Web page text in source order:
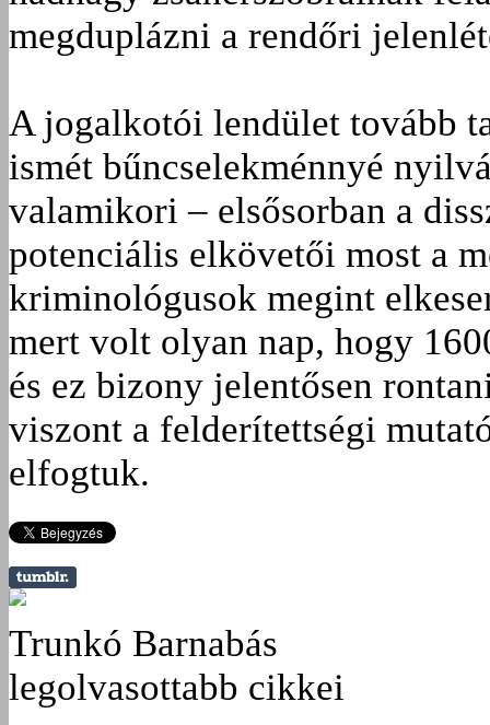
megduplázni a rendőri
A jogalkotói lendület tovább
ismét bűncselekménnyé
valamikori – elsősorban a
potenciális elkövetői most a
kriminológusok megint
mert volt olyan nap, hogy
és ez bizony jelentősen
viszont a felderítettségi
elfogtuk.
Trunkó Barnabás
legolvasottabb cikkei